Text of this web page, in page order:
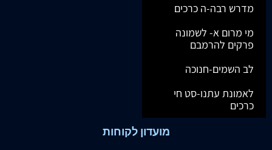
מדרש רבה-ה כרכים
מי מרום א- לשמונה
פרקים להרמבם
לב השמים-חנוכה
לאמונת עתנו-סט חי
כרכים
מועדון לקוחות